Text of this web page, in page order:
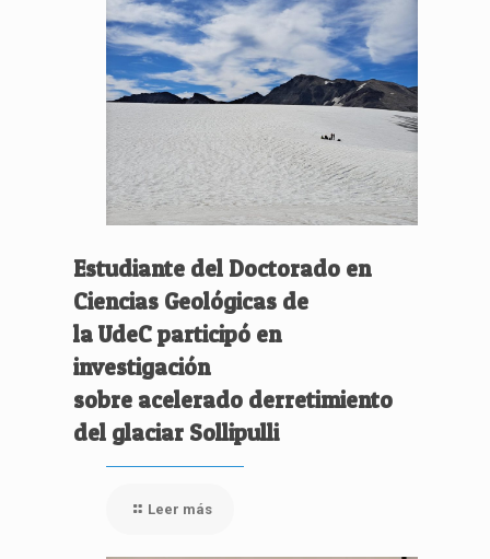
Estudiante del Doctorado en
Ciencias Geológicas de
la UdeC participó en
investigación
sobre acelerado derretimiento
del glaciar Sollipulli
Leer más